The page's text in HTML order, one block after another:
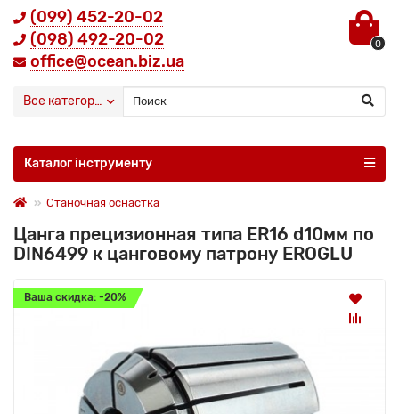
(099) 452-20-02
(098) 492-20-02
office@ocean.biz.ua
0
Все категории
Каталог інструменту
Станочная оснастка
Цанга прецизионная типа ER16 d10мм по
DIN6499 к цанговому патрону EROGLU
Ваша скидка: -20%